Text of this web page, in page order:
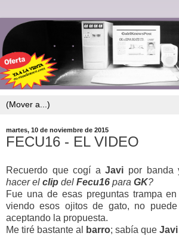
martes, 10 de noviembre de 2015
FECU16 - EL VIDEO
Recuerdo que cogí aJavi por
hacer el clip del Fecu16 para GK?
Fue una de esas preguntas trampa
viendo esos ojitos de gato, no
aceptando la propuesta.
Me tiré bastante al
barro; sabía que Javi